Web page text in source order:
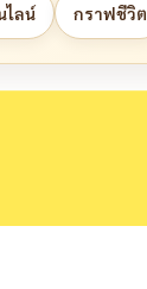
ไลน์ กราฟชีวิต